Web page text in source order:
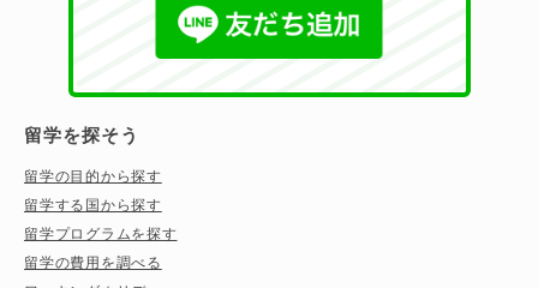
留学を探そう
留学の目的から探す
留学する国から探す
留学プログラムを探す
留学の費用を調べる